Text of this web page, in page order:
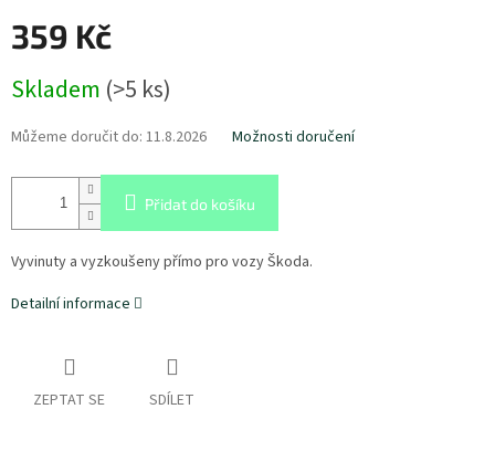
359 Kč
cena:
Skladem (>5 ks)
Můžeme doručit do: 11.8.2026 Možnosti doručení
Přidat do košíku
Vyvinuty a vyzkoušeny přímo pro vozy Škoda.
Detailní informace
ZEPTAT SE SDÍLET